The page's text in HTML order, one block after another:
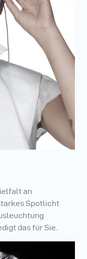
Niveau.
an
Spotlicht
das für Sie.